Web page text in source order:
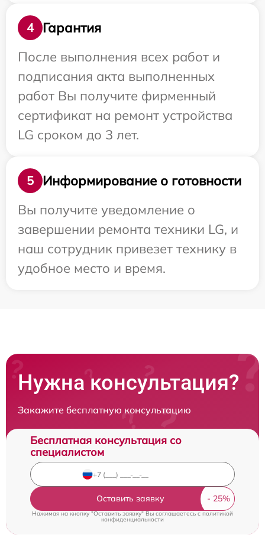
4
Гарантия
После выполнения всех работ и
подписания акта выполненных
работ Вы получите фирменный
сертификат на ремонт устройства
LG сроком до 3 лет.
5
Информирование о готовности
Вы получите уведомление о
завершении ремонта техники LG, и
наш сотрудник привезет технику в
удобное место и время.
Нужна консультация?
Закажите бесплатную консультацию
Бесплатная консультация со
специалистом
Оставить заявку
Нажимая на кнопку "Оставить заявку" Вы соглашаетесь cполитикой
конфиденциальности